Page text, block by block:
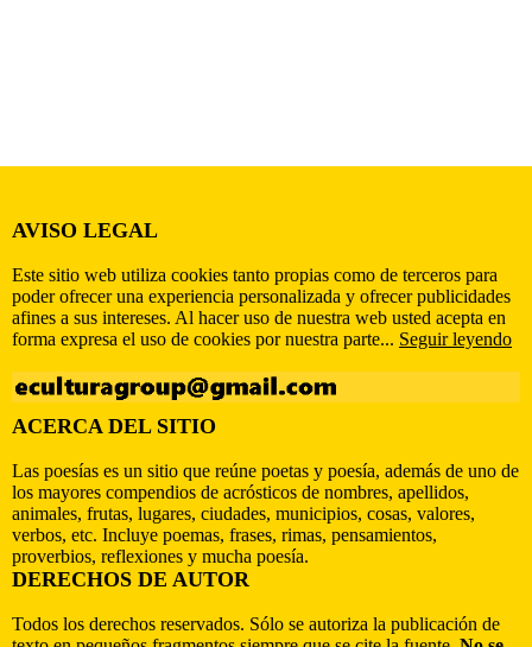
AVISO LEGAL
Este sitio web utiliza cookies tanto propias como de terceros para
poder ofrecer una experiencia personalizada y ofrecer publicidades
afines a sus intereses. Al hacer uso de nuestra web usted acepta en
forma expresa el uso de cookies por nuestra parte... Seguir leyendo
ACERCA DEL SITIO
Las poesías es un sitio que reúne poetas y poesía, además de uno de
los mayores compendios de acrósticos de nombres, apellidos,
animales, frutas, lugares, ciudades, municipios, cosas, valores,
verbos, etc. Incluye poemas, frases, rimas, pensamientos,
proverbios, reflexiones y mucha poesía.
DERECHOS DE AUTOR
Todos los derechos reservados. Sólo se autoriza la publicación de